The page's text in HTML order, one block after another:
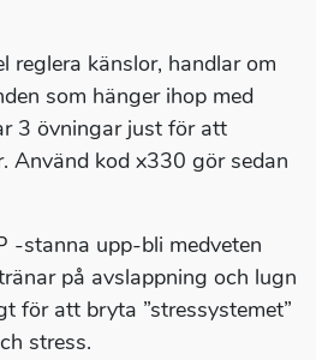
reglera känslor, handlar om
som hänger ihop med
3 övningar just för att
Använd kod x330 gör sedan
-stanna upp-bli medveten
på avslappning och lugn
för att bryta ”stressystemet”
stress.